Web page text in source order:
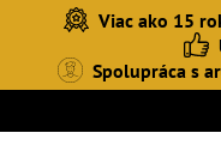
Viac ako 15
Spolupráca s